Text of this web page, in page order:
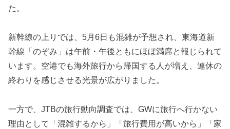
た。
新幹線の上りでは、5月6日も混雑が予想され、東海道新
幹線「のぞみ」は午前・午後ともにほぼ満席と報じられて
います。空港でも海外旅行から帰国する人が増え、連休の
終わりを感じさせる光景が広がりました。
一方で、JTBの旅行動向調査では、GWに旅行へ行かない
理由として「混雑するから」「旅行費用が高いから」「家